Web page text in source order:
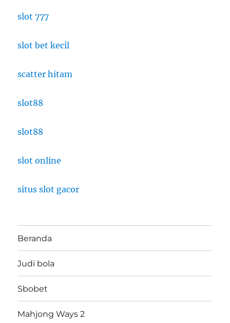
slot 777
slot bet kecil
scatter hitam
slot88
slot88
slot online
situs slot gacor
Beranda
Judi bola
Sbobet
Mahjong Ways 2